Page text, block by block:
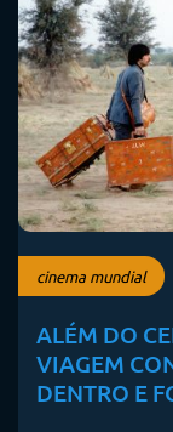
cinema mundial
ALÉM DO
VIAGEM
DENTRO E